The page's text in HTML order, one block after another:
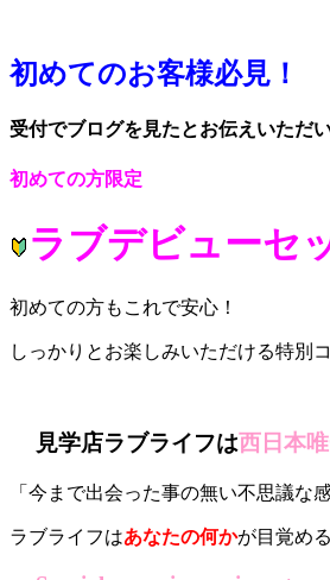
初めてのお客様必見！
受付でブログを見たとお伝えいただ
初めての方限定
ラブデビューセ
初めての方もこれで安心！
しっかりとお楽しみいただける特別
見学店ラブライフは西日本
「今まで出会った事の無い不思議な
ラブライフはあなたの何かが目覚め